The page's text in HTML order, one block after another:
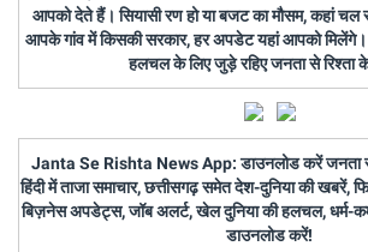
आपको देते हैं। सियासी रण हो या बजट का मौसम, कहां चल
आपके गांव में किसकी सरकार, हर अपडेट यहां आपको मिलेंगे।
हलचल के लिए जुड़े रहिए जनता से रिश्ता
Janta Se Rishta News App: डाउनलोड करें जनता से
हिंदी में ताजा समाचार, छत्तीसगढ़ समेत देश-दुनिया की खबरें,
बिज़नेस अपडेट्स, जॉब अलर्ट, खेल दुनिया की हलचल, धर्म-
डाउनलोड करें!